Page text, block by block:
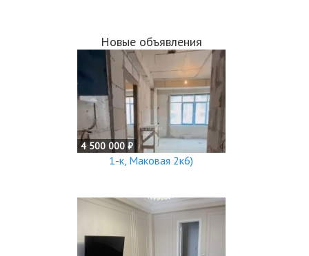
Новые объявления
4 500 000 ₽
1-к, Маковая 2к6)